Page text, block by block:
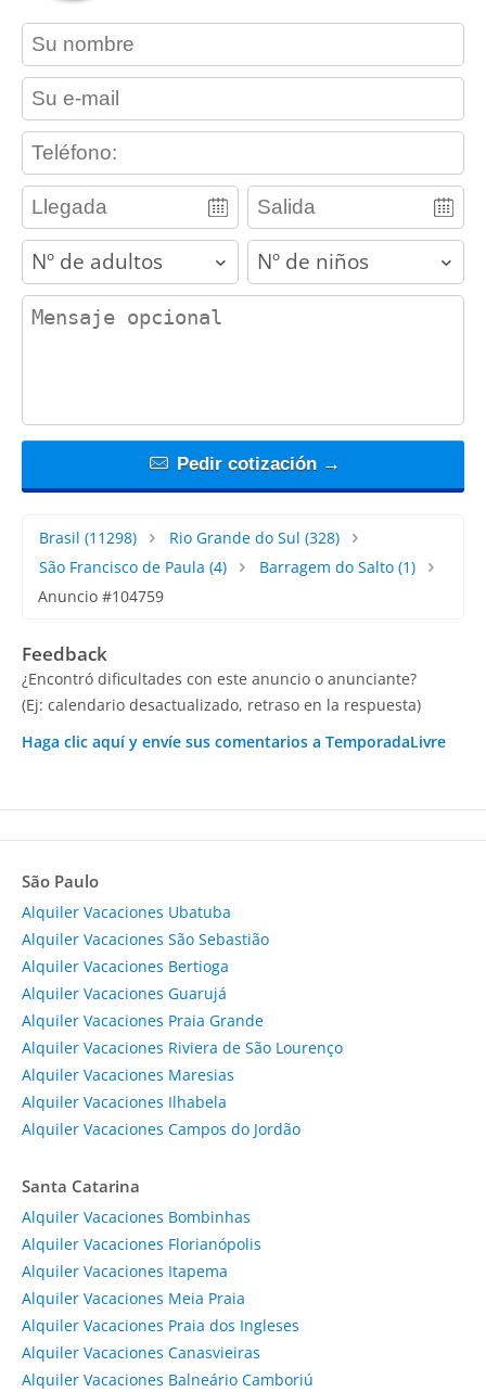
contact_name
contact_email
contact_phone
adults children
contact_message
Pedir cotización →
Brasil (11298) Rio Grande do Sul (328)
São Francisco de Paula (4) Barragem do Salto(1)
Anuncio #104759
Feedback
¿Encontró dificultades con este anuncio o anunciante?
(Ej: calendario desactualizado, retraso en la respuesta)
Haga clic aquí y envíe sus comentarios a TemporadaLivre
São Paulo
Alquiler Vacaciones Ubatuba
Alquiler Vacaciones São Sebastião
Alquiler Vacaciones Bertioga
Alquiler Vacaciones Guarujá
Alquiler Vacaciones Praia Grande
Alquiler Vacaciones Riviera de São Lourenço
Alquiler Vacaciones Maresias
Alquiler Vacaciones Ilhabela
Alquiler Vacaciones Campos do Jordão
Santa Catarina
Alquiler Vacaciones Bombinhas
Alquiler Vacaciones Florianópolis
Alquiler Vacaciones Itapema
Alquiler Vacaciones Meia Praia
Alquiler Vacaciones Praia dos Ingleses
Alquiler Vacaciones Canasvieiras
Alquiler Vacaciones Balneário Camboriú